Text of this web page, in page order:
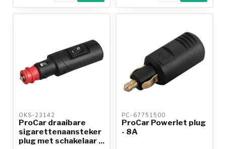
OKS-23142
ProCar draaibare
sigarettenaansteker
plug met schakelaar ...
PC-67751500
ProCar Powerlet plug
- 8A